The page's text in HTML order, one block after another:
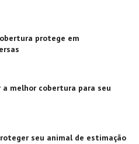
protege em
melhor cobertura para seu
seu animal de estimação